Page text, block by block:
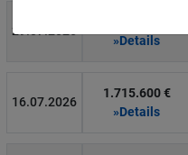
29.07.2026
»Details
16.07.2026
1.715.600 €
»Details